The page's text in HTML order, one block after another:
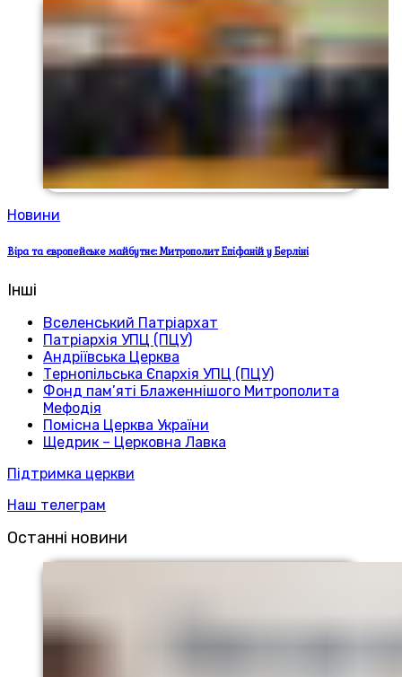
Новини
Віра та європейське майбутнє: Митрополит Епіфаній у Берліні
Інші
Вселенський Патріархат
Патріархія УПЦ (ПЦУ)
Андріївська Церква
Тернопільська Єпархія УПЦ (ПЦУ)
Фонд пам’яті Блаженнішого Митрополита
Мефодія
Помісна Церква України
Щедрик – Церковна Лавка
Підтримка церкви
Наш телеграм
Останні новини